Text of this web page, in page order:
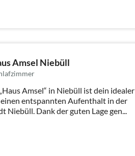
Amsel Niebüll
Amsel“ in Niebüll ist dein idealer
entspannten Aufenthalt in der
Niebüll. Dank der guten Lage gen...